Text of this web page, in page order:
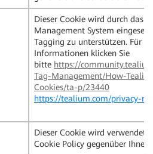
Dieser Cookie wird durch das
Management System
Tagging zu unterstützen. Für
Informationen klicken Sie
bitte https://
Tag-Management/How-
Cookies/ta-p/23440
https://tealium.com/privacy-
Dieser Cookie wird verwendet
Cookie Policy gegenüber Ihnen